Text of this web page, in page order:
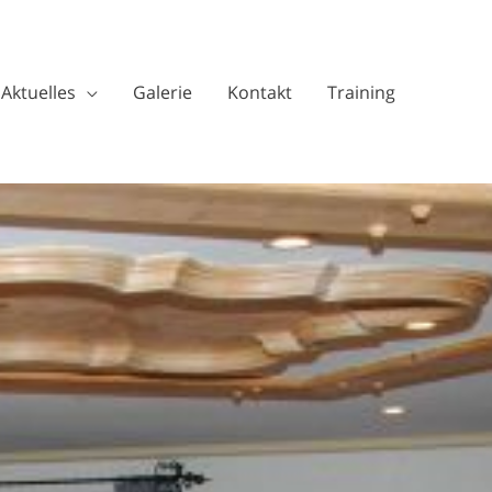
Aktuelles Galerie Kontakt Training